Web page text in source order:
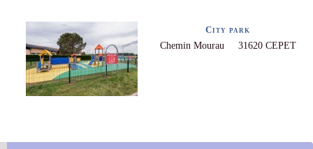
City park
Chemin Mourau 31620 CEPET